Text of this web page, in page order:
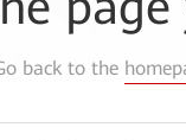
back to the